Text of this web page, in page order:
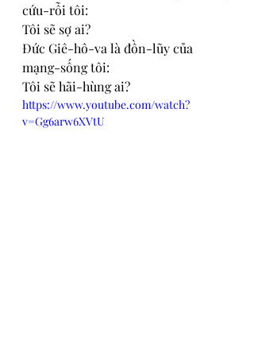
cứu-rỗi tôi:
Tôi sẽ sợ ai?
Đức Giê-hô-va là đồn-lũy của
mạng-sống tôi:
Tôi sẽ hãi-hùng ai?
https://www.youtube.com/watch?
v=Gg6arw6XVtU